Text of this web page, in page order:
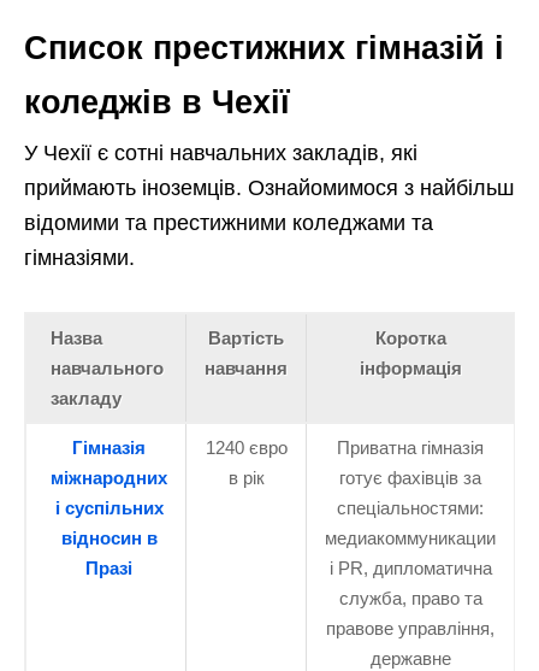
Список престижних гімназій і
коледжів в Чехії
У Чехії є сотні навчальних закладів, які
приймають іноземців. Ознайомимося з найбільш
відомими та престижними коледжами та
гімназіями.
Назва
навчального
закладу
Вартість
навчання
Коротка
інформація
Гімназія
міжнародних
і суспільних
відносин в
Празі
1240 євро
в рік
Приватна гімназія
готує фахівців за
спеціальностями:
медиакоммуникации
і PR, дипломатична
служба, право та
правове управління,
державне